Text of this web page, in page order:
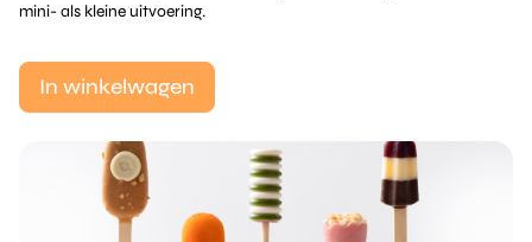
mini- als kleine uitvoering.
In winkelwagen